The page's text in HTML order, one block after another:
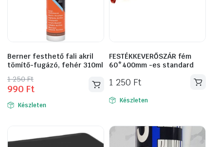
Berner festhető fali akril
tömítő-fugázó, fehér 310ml
1 250Ft
Original
price
was:
990 Ft
Current
price
is: Készleten
FESTÉKKEVERŐSZÁR fém
60*400mm -es standard
1 250 Ft
Készleten